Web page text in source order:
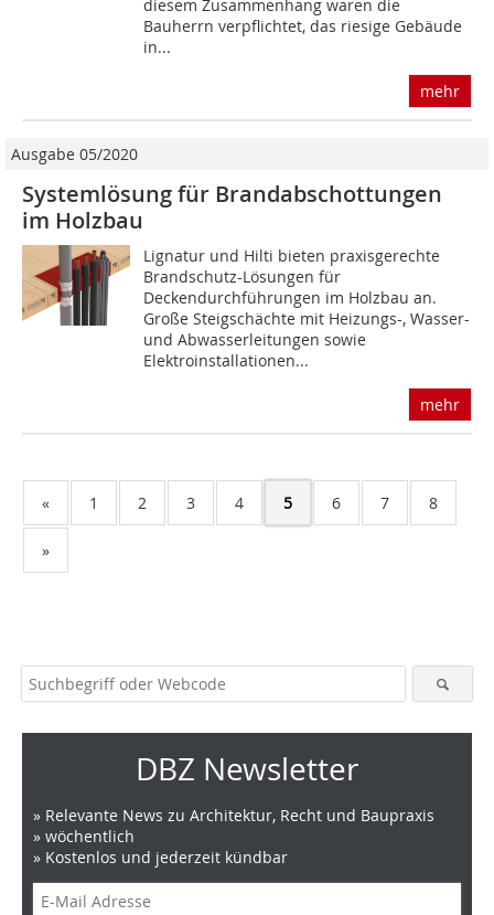
diesem Zusammenhang waren die
Bauherrn verpflichtet, das riesige Gebäude
in...
mehr
Ausgabe 05/2020
Systemlösung für Brandabschottungen
im Holzbau
Lignatur und Hilti bieten praxisgerechte
Brandschutz-­Lösungen für
Deckendurchführungen im Holzbau an.
Große Steigschächte mit Heizungs-, Wasser-
und Abwasserleitungen sowie
Elektroinstallationen...
mehr
« 1 2 3 4 5 6 7 8
»
DBZ Newsletter
» Relevante News zu Architektur, Recht und Baupraxis
» wöchentlich
» Kostenlos und jederzeit kündbar